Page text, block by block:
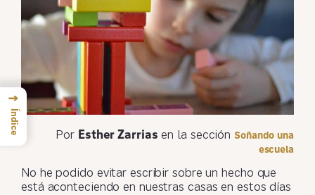
Por Esther Zarrias en la secciónSoñando una
escuela
No he podido evitar escribir sobre un hecho que
está aconteciendo en nuestras casas en estos días
→
Índice